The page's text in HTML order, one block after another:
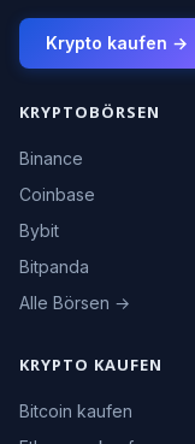
Krypto kaufen →
KRYPTOBÖRSEN
Binance
Coinbase
Bybit
Bitpanda
Alle Börsen →
KRYPTO KAUFEN
Bitcoin kaufen